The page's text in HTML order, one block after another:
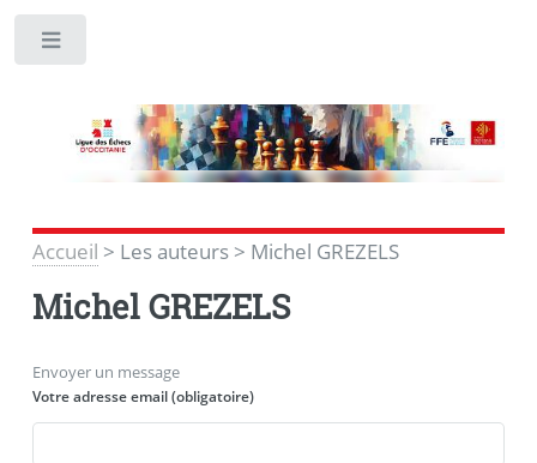
Accueil > Les auteurs> Michel GREZELS
Michel GREZELS
Envoyer un message
Votre adresse email (obligatoire)